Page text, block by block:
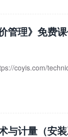
管理》免费
coyis.com/
与计量（安